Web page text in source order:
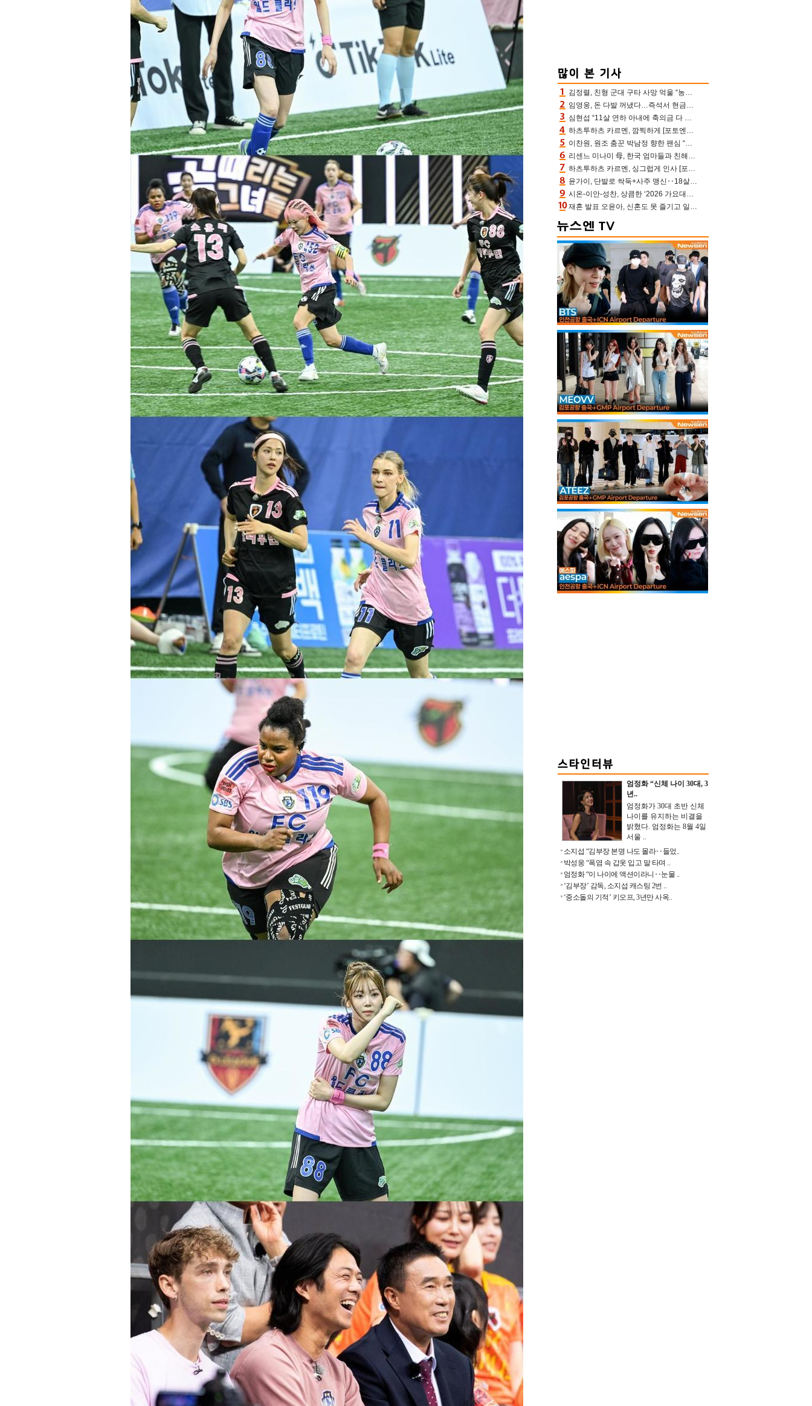
김정렬, 친형 군대 구타 사망 억울 “농약사 처리, 범인 찾았지만…엄마는 이미 치매”(데이앤나잇)
임영웅, 돈 다발 꺼냈다…즉석서 현금으로 수당 챙겨주는 ‘구단주’
심현섭 “11살 연하 아내에 축의금 다 뺏겨, 집도 아내 명의” (동치미)[결정적장면]
하츠투하츠 카르멘, 깜찍하게 [포토엔HD]
이찬원, 원조 춤꾼 박남정 향한 팬심 “어머님 잘 계시지” 폭소(불후)
리센느 미나미 母, 한국 엄마들과 친해진 비결=BTS “최애 정국 얘기로 통해”(전참시)
하츠투하츠 카르멘, 싱그럽게 인사 [포토엔HD]
윤가이, 단발로 싹둑+사주 맹신‥18살 연상 ♥장기하 반한 엉뚱·열정 매력(전참시)
시온-이안-성찬, 상큼한 ‘2026 가요대전 썸머’ MC [포토엔HD]
재혼 발표 오윤아, 신혼도 못 즐기고 일만 “발달장애 子도 취업 1년차, 연차 없어”
엄정화 “신체 나이 30대, 3
년..
엄정화가 30대 초반 신체
나이를 유지하는 비결을
밝혔다. 엄정화는 8월 4일
서울 ..
소지섭 “김부장 본명 나도 몰라‥들었..
박성웅 “폭염 속 갑옷 입고 말 타며 ..
엄정화 “이 나이에 액션이라니‥눈물 ..
‘김부장’ 감독, 소지섭 캐스팅 2번 ..
‘중소돌의 기적’ 키오프, 3년만 사옥..